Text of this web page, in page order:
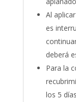
Al
es
deberá
Para la
los 5